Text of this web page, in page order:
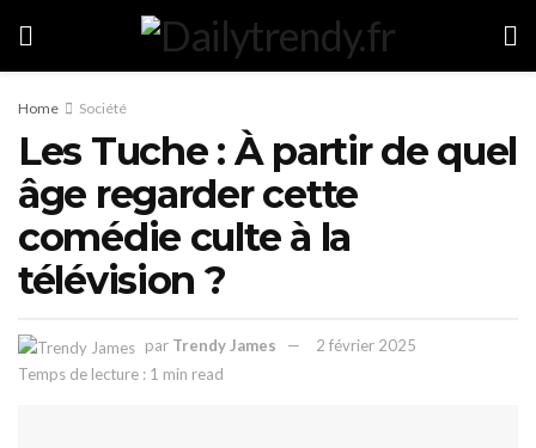
Home Société
Les Tuche : À partir de quel
âge regarder cette
comédie culte à la
télévision ?
par Trendy James
2 février 2025
Temps de lecture : 1 min read